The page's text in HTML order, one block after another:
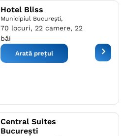
Hotel Bliss
Municipiul București,
70 locuri, 22 camere, 22
băi
Arată prețul
Central Suites
București